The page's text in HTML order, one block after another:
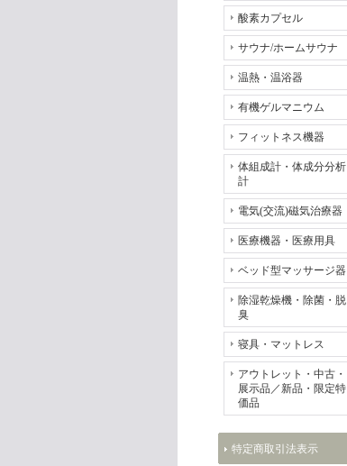
酸素カプセル
サウナ/ホームサウナ
温熱・温浴器
有機ゲルマニウム
フィットネス機器
体組成計・体成分分析
計
電気(交流)磁気治療器
医療機器・医療用具
ベッド型マッサージ器
除湿乾燥機・除菌・脱
臭
寝具・マットレス
アウトレット・中古・
展示品／新品・限定特
価品
特定商取引法表示